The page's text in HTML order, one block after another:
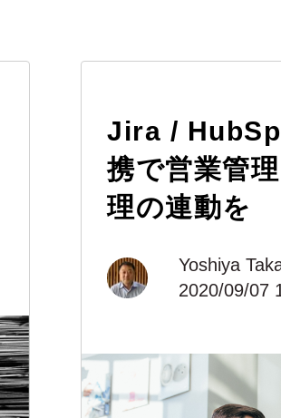
Jira /
携で営業管
理の連動を
Yoshiya
2020/09/07